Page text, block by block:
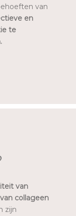
van
en
te
van
collageen
zijn